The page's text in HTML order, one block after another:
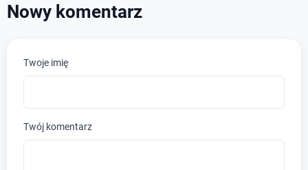
Nowy komentarz
Twoje imię
Twój komentarz